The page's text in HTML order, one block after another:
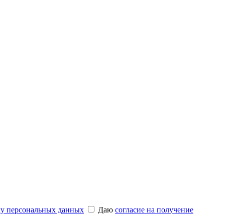
персональных данных Даю согласие на получение